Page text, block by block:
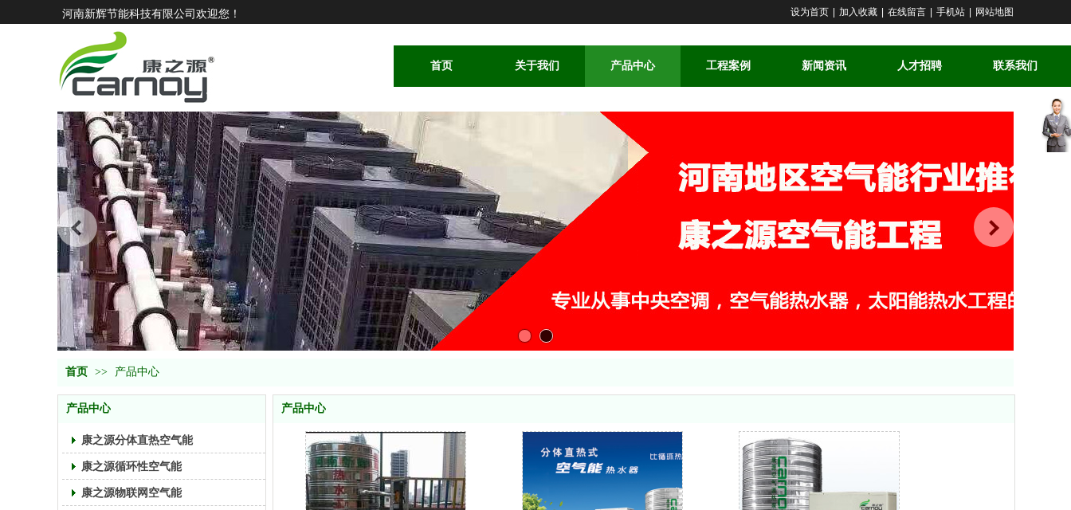
河南新辉节能科技有限公司欢迎您！
首页 关于我们 产品中心 工程案例 新闻资讯 人才招聘 联系我们
设为首页 加入收藏 在线留言 手机站 网站地图
首页 >> 产品中心
产品中心
康之源分体直热空气能
康之源循环性空气能
康之源物联网空气能
产品中心